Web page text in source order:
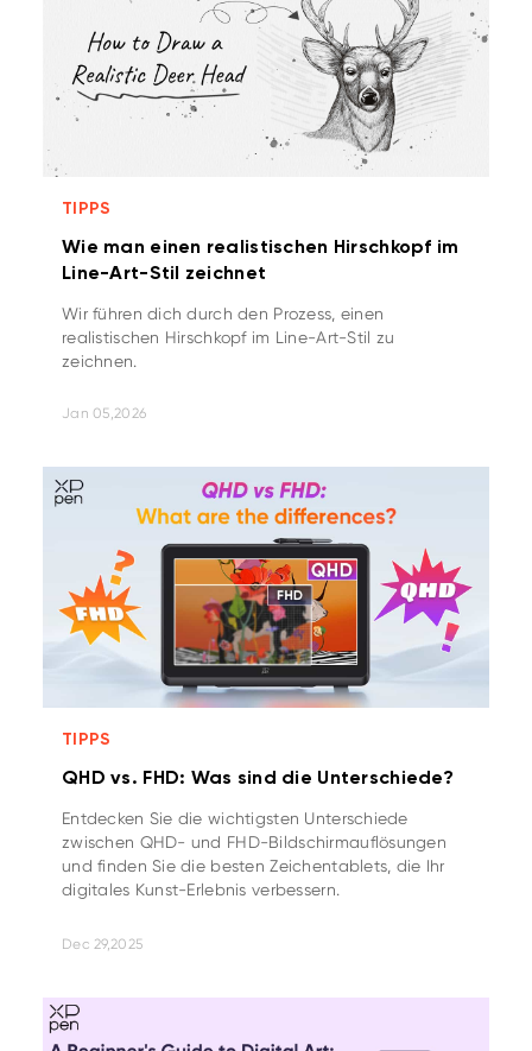
TIPPS
Wie man einen realistischen Hirschkopf im
Line-Art-Stil zeichnet
Wir führen dich durch den Prozess, einen
realistischen Hirschkopf im Line-Art-Stil zu
zeichnen.
Jan 05,2026
TIPPS
QHD vs. FHD: Was sind die Unterschiede?
Entdecken Sie die wichtigsten Unterschiede
zwischen QHD- und FHD-Bildschirmauflösungen
und finden Sie die besten Zeichentablets, die Ihr
digitales Kunst-Erlebnis verbessern.
Dec 29,2025